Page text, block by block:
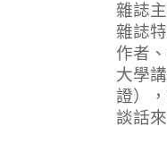
雜誌
雜誌
作者
大學
證）
談話來